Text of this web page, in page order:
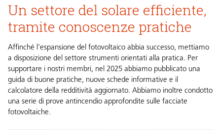
Un settore del solare efficiente,
tramite conoscenze pratiche
Affinché l'espansione del fotovoltaico abbia successo, mettiamo
a disposizione del settore strumenti orientati alla pratica. Per
supportare i nostri membri, nel 2025 abbiamo pubblicato una
guida di buone pratiche, nuove schede informative e il
calcolatore della redditività aggiornato. Abbiamo inoltre condotto
una serie di prove antincendio approfondite sulle facciate
fotovoltaiche.